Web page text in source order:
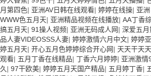
月第四色| 亚洲AV日韩在线观看| 婷婷在线操| 亚
WWW色五月天| 亚洲精品视频在线播放| AA丁香
搞五月天| 91操人视频| 亚洲无码成人网| 深爱五月
品人妻VIDEOSSS人妻| 婷婷激情六月中文| 婷婷
婷五月天| 开心五月色婷婷综合开心网| 天天干天
观看| 五月丁香在线精品| 丁香六月婷婷| 亚洲激情
久 | 97干欧美| 婷婷五月天国产精品| 五月婷丁香|